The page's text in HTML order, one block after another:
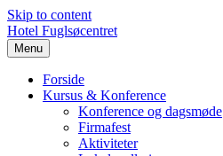
Skip to content
Hotel Fuglsøcentret
Menu
Forside
Kursus & Konference
Konference og dagsmøde
Firmafest
Aktiviteter